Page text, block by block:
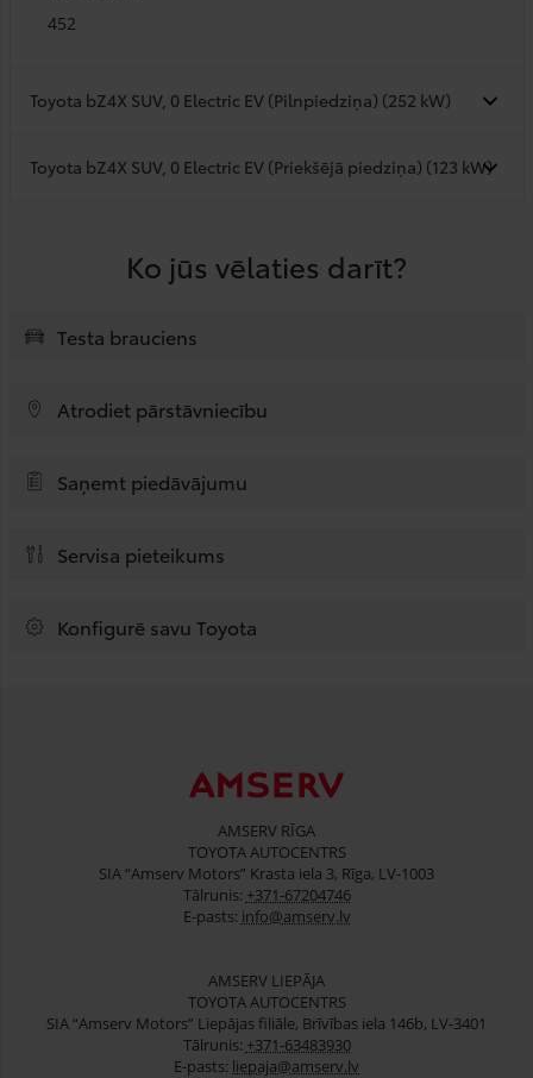
452
Toyota bZ4X SUV, 0 Electric EV (Pilnpiedziņa) (252 kW)
Toyota bZ4X SUV, 0 Electric EV (Priekšējā piedziņa) (123 kW)
Ko jūs vēlaties darīt?
Testa brauciens
Atrodiet pārstāvniecību
Saņemt piedāvājumu
Servisa pieteikums
Konfigurē savu Toyota
AMSERV RĪGA
TOYOTA AUTOCENTRS
SIA “Amserv Motors” Krasta iela 3, Rīga, LV-1003
Tālrunis: +371-67204746
E-pasts: info@amserv.lv
AMSERV LIEPĀJA
TOYOTA AUTOCENTRS
SIA “Amserv Motors” Liepājas filiāle, Brīvības iela 146b, LV-3401
Tālrunis: +371-63483930
E-pasts: liepaja@amserv.lv